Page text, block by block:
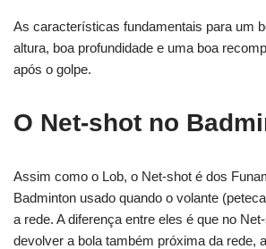
As características fundamentais para um
altura, boa profundidade e uma boa
após o golpe.
O Net-shot no
Assim como o Lob, o Net-shot é dos
Badminton usado quando o volante
a rede. A diferença entre eles é que no
devolver a bola também próxima da rede,